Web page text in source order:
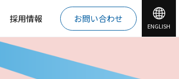
採用情報 お問い合わせ
ENGLISH